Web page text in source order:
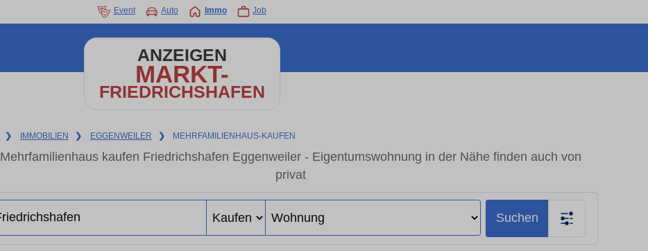
Event Auto Immo Job
ANZEIGEN
MARKT-
FRIEDRICHSHAFEN
❯ IMMOBILIEN ❯ EGGENWEILER ❯ MEHRFAMILIENHAUS-KAUFEN
Mehrfamilienhaus kaufen Friedrichshafen Eggenweiler - Eigentumswohnung in der Nähe finden auch von
privat
Suchen